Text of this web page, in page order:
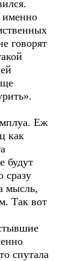
именно
говорят
Еж
как
будут
сразу
мысль,
Так вот
спутала